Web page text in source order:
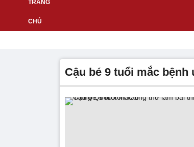
cậu bé 9 tuổi mắc